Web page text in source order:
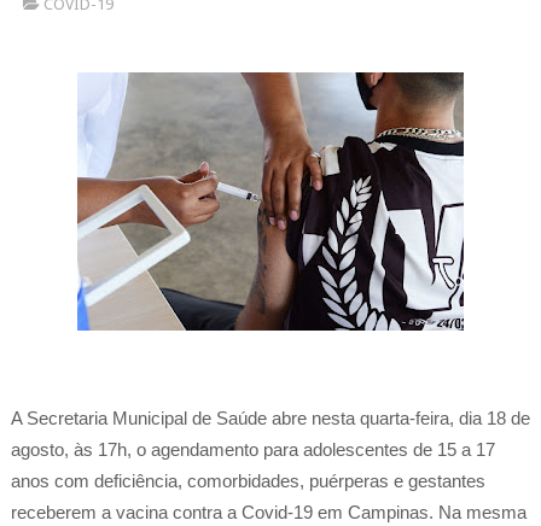
COVID-19
A Secretaria Municipal de Saúde abre nesta quarta-feira, dia 18 de
agosto, às 17h, o agendamento para adolescentes de 15 a 17
anos com deficiência, comorbidades, puérperas e gestantes
receberem a vacina contra a Covid-19 em Campinas. Na mesma